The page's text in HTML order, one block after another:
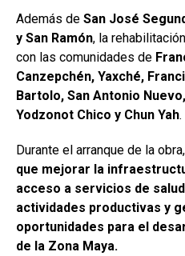
Además de San José
y San Ramón, la
con las comunidades de
Canzepchén, Yaxché,
Bartolo, San Antonio
Yodzonot Chico y Chun Yah.
Durante el arranque de la obra,
que mejorar la
acceso a servicios de
actividades productivas y
oportunidades para el
de la Zona Maya.